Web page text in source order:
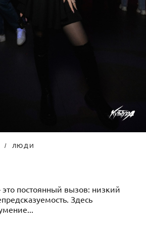
ЛЮДИ
постоянный вызов: низкий
Здесь